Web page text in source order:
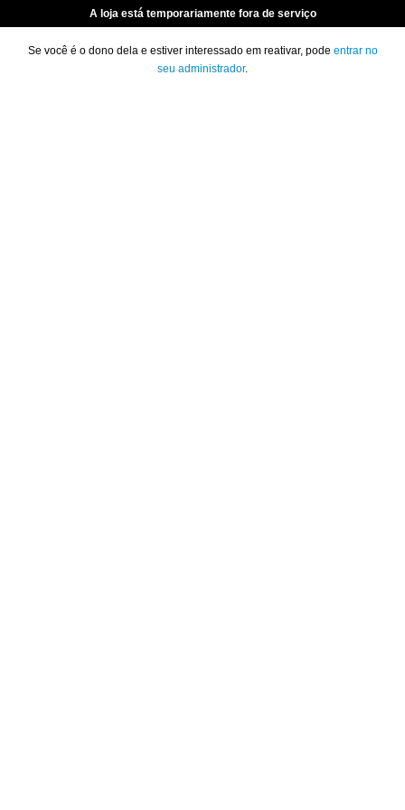
A loja está temporariamente fora de serviço
Se você é o dono dela e estiver interessado em reativar, pode entrar no
seu administrador.